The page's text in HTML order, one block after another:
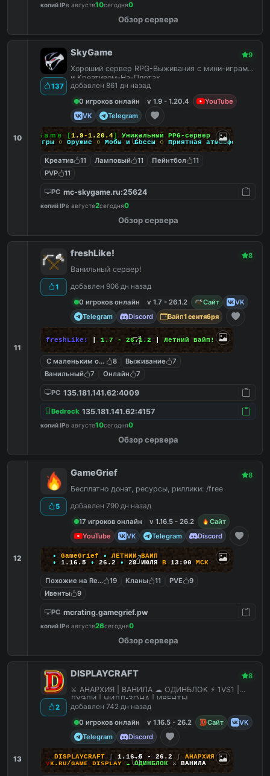
копий IPв августе10сегодня0
Обзор сервера
10
137
SkyGame 9
Хороший сервер RPG-Выживания с мини-играми
и Креативом-На-Плотах.
добавлен 861 дн назад
0 игроков онлайн
v 1.9 - 1.20.4
YouTube
VK
Telegram
Ｓｋｙ Ｇａｍｅ [1.9-1.20.4] Уникальный PPG-сервер
Мини-игры ○ Оружие ○ Мобы и Боссы ○ Приятная атмосфера
Креатив 11 Ламповый 11 Пейнтбол
11
PVP
11
PC mc-skygame.ru:25624
копий IPв августе2сегодня0
Обзор сервера
11
1
freshLike! 8
Ванильный сервер!
добавлен 906 дн назад
0 игроков онлайн
v 1.7 - 26.1.2 Сайт
VK
Telegram
Discord Вайп1 сентября
freshLike! 1.7 - 26.1.2 | Летний вайп!
С маленьким онлайном
8 Выживание
7
Ванильный
7 Онлайн 7
PC 135.181.141.62:4009
Bedrock 135.181.141.62:4157
копий IPв августе10сегодня0
Обзор сервера
12
5
GameGrief 8
Бесплатно донат, ресурсы, риллики: /free
добавлен 790 дн назад
17 игроков онлайн
v 1.16.5 - 26.2
Сайт
YouTube
VK Telegram Discord
• GameGrief • ЛЕТНИЙ ВАЙП
•
1. 16 . 5 • 26.2 • 28 ИЮЛЯ В 13:00 МСК
Похожие на ReallyWorld
19 Кланы 11 PVE
9
Ивенты
9
PC mcrating.gamegrief.pw
копий IPв августе26сегодня0
Обзор сервера
13
2
DISPLAYCRAFT 8
⚔ АНАРХИЯ | ВАНИЛА ☁ ОДИНБЛОК ⚡ 1VS1 |
ДУЭЛИ | ЧИЛЛ-ЗОНА | ИВЕНТЫ
добавлен 742 дн назад
0 игроков онлайн
v 1.16.5 - 26.2 Сайт
VK
Telegram
Discord
☄ DISPLAYCRAFT ∫ 1.16.5 - 26.2 ∫ АНАРХИЯ
ᴠᴋ . ʀᴜ/ɢᴀᴍᴇ ᴅɪѕᴘʟᴀʏ ☁ ОДИНБЛОК ⚔ ВАНИЛА